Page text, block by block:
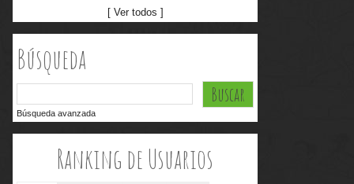
[ Ver todos ]
Búsqueda
Búsqueda avanzada
Ranking de Usuarios